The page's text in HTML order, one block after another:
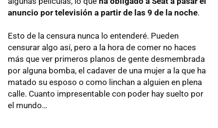
anuncio por televisión a partir de las 9 de la noche.
Esto de la censura nunca lo entenderé. Pueden
censurar algo así, pero a la hora de comer no haces
más que ver primeros planos de gente desmembrada
por alguna bomba, el cadaver de una mujer a la que ha
matado su esposo o como linchan a alguien en plena
calle. Cuanto impresentable con poder hay suelto por
el mundo…